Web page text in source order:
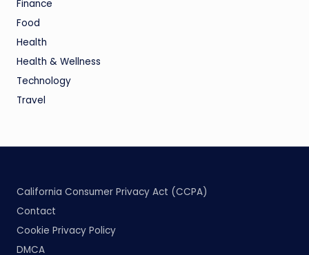
Finance
Food
Health
Health & Wellness
Technology
Travel
California Consumer Privacy Act (CCPA)
Contact
Cookie Privacy Policy
DMCA